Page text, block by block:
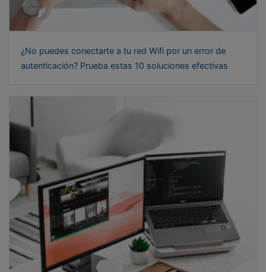
¿No puedes conectarte a tu red Wifi por un error de
autenticación? Prueba estas 10 soluciones efectivas